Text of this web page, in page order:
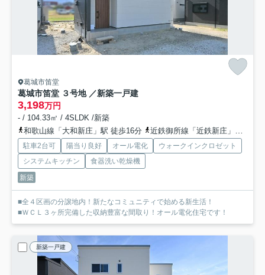
葛城市笛堂
葛城市笛堂 ３号地 ／新築一戸建
3,198万円
- / 104.33㎡ / 4SLDK /新築
和歌山線「大和新庄」駅 徒歩16分
近鉄御所線「近鉄新庄」駅 徒歩22分
駐車2台可 陽当り良好 オール電化
ウォークインクロゼット
システムキッチン
食器洗い乾燥機
新築
■全４区画の分譲地内！新たなコミュニティで始める新生活！
■ＷＣＬ３ヶ所完備した収納豊富な間取り！オール電化住宅です！
新築一戸建